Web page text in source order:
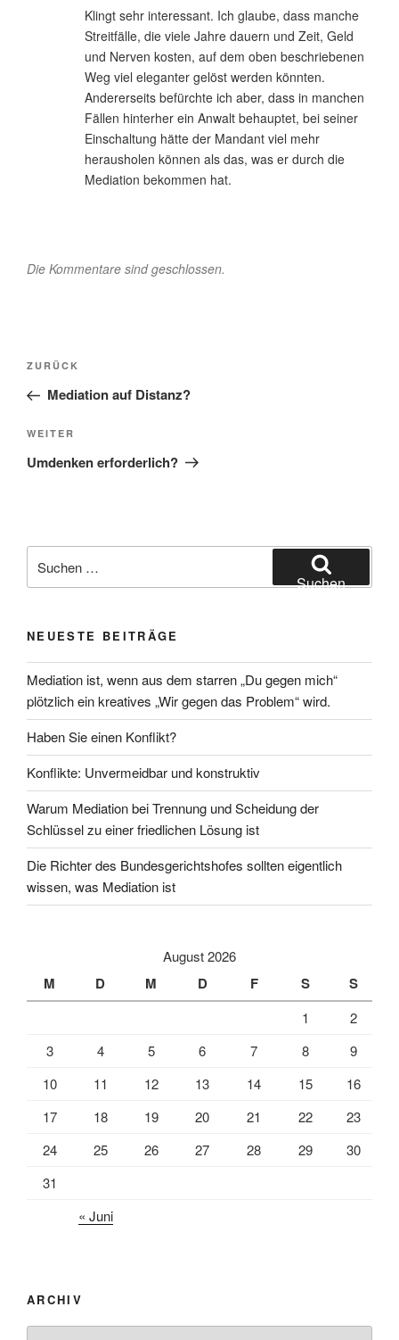
Klingt sehr interessant. Ich glaube, dass manche
Streitfälle, die viele Jahre dauern und Zeit, Geld
und Nerven kosten, auf dem oben beschriebenen
Weg viel eleganter gelöst werden könnten.
Andererseits befürchte ich aber, dass in manchen
Fällen hinterher ein Anwalt behauptet, bei seiner
Einschaltung hätte der Mandant viel mehr
herausholen können als das, was er durch die
Mediation bekommen hat.
Die Kommentare sind geschlossen.
Beitragsnavigation
Vorheriger
Beitrag
ZURÜCK
Mediation auf Distanz?
Nächster
Beitrag
WEITER
Umdenken erforderlich?
nach:
Suchen
NEUESTE BEITRÄGE
Mediation ist, wenn aus dem starren „Du gegen mich“
plötzlich ein kreatives „Wir gegen das Problem“ wird.
Haben Sie einen Konflikt?
Konflikte: Unvermeidbar und konstruktiv
Warum Mediation bei Trennung und Scheidung der
Schlüssel zu einer friedlichen Lösung ist
Die Richter des Bundesgerichtshofes sollten eigentlich
wissen, was Mediation ist
August 2026
M D M D F S S
1
2
3
4 5 6 7 8
9
10
11 12 13 14 15
16
17
18 19 20 21 22
23
24
25 26 27 28 29
30
31
« Juni
ARCHIV